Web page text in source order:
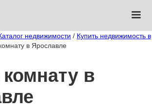
недвижимости / Купить недвижимость в
в Ярославле
в